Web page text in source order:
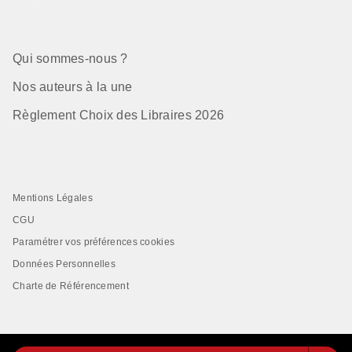
Qui sommes-nous ?
Nos auteurs à la une
Règlement Choix des Libraires 2026
Mentions Légales
CGU
Paramétrer vos préférences cookies
Données Personnelles
Charte de Référencement